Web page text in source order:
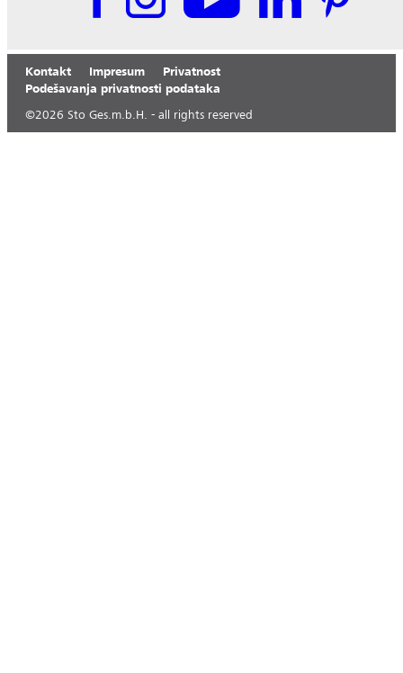
Kontakt Impresum
Privatnost
Podešavanja privatnosti podataka
©2026 Sto Ges.m.b.H. - all rights reserved